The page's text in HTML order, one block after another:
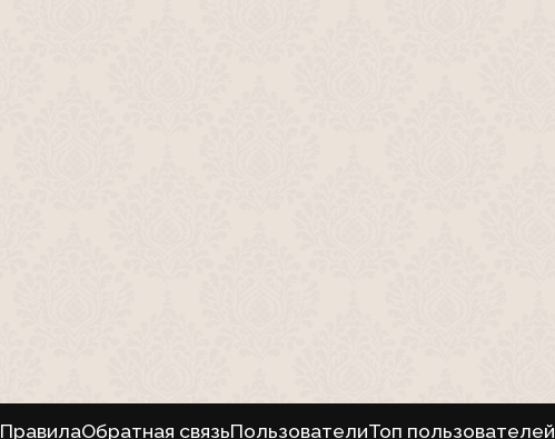
ПравилаОбратная связьПользователиТоп пользователей